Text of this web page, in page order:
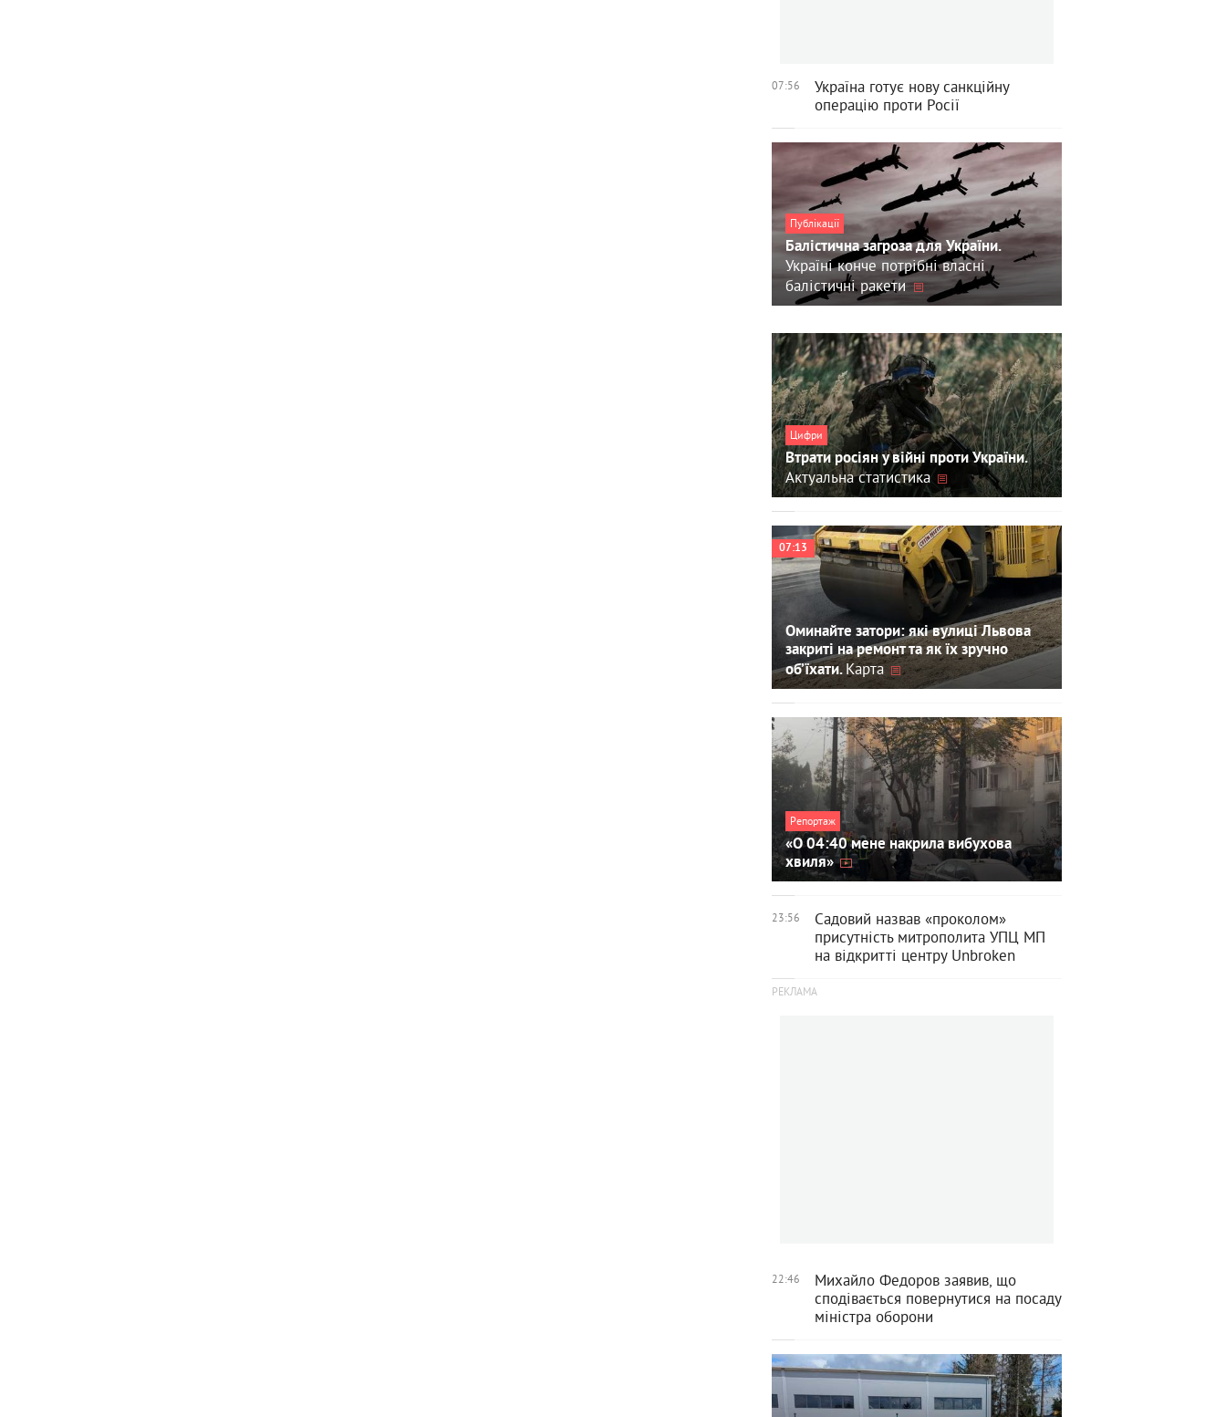
07:56
Україна готує нову санкційну
операцію проти Росії
Публікації
Балістична загроза для України.
Україні конче потрібні власні
балістичні ракети
Цифри
Втрати росіян у війні проти України.
Актуальна статистика
07:13
Оминайте затори: які вулиці Львова
закриті на ремонт та як їх зручно
об’їхати. Карта
Репортаж
«О 04:40 мене накрила вибухова
хвиля»
23:56
Садовий назвав «проколом»
присутність митрополита УПЦ МП
на відкритті центру Unbroken
22:46
Михайло Федоров заявив, що
сподівається повернутися на посаду
міністра оборони